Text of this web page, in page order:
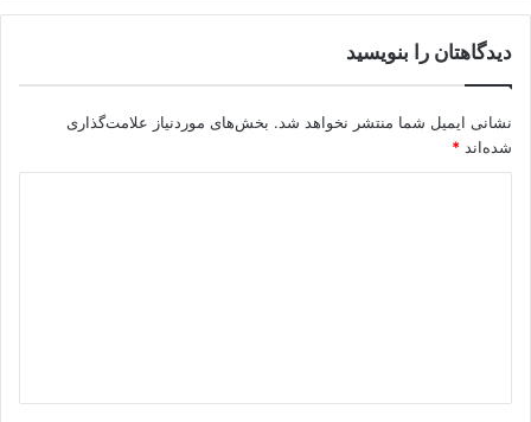
دیدگاهتان را بنویسید
نشانی ایمیل شما منتشر نخواهد شد. بخش‌های موردنیاز علامت‌گذاری
شده‌اند *